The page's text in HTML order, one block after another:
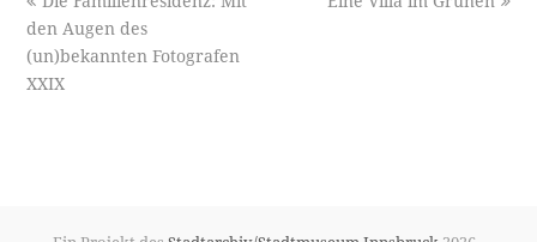
post:
den Augen des
(un)bekannten Fotografen
XXIX